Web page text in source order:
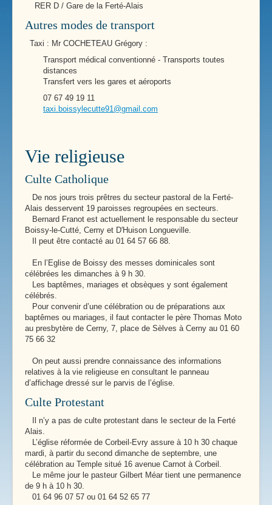
RER D / Gare de la Ferté-Alais
Autres modes de transport
Taxi : Mr COCHETEAU Grégory :
Transport médical conventionné - Transports toutes
distances
Transfert vers les gares et aéroports
07 67 49 19 11
taxi.boissylecutte91@gmail.com
Vie religieuse
Culte Catholique
De nos jours trois prêtres du secteur pastoral de la Ferté-
Alais desservent 19 paroisses regroupées en secteurs.
Bernard Franot est actuellement le responsable du secteur
Boissy-le-Cutté, Cerny et D'Huison Longueville.
Il peut être contacté au 01 64 57 66 88.
En l’Eglise de Boissy des messes dominicales sont
célébrées les dimanches à 9 h 30.
Les baptêmes, mariages et obsèques y sont également
célébrés.
Pour convenir d’une célébration ou de préparations aux
baptêmes ou mariages, il faut contacter le père Thomas Moto
au presbytère de Cerny, 7, place de Sèlves à Cerny au 01 60
75 66 32
On peut aussi prendre connaissance des informations
relatives à la vie religieuse en consultant le panneau
d’affichage dressé sur le parvis de l’église.
Culte Protestant
Il n’y a pas de culte protestant dans le secteur de la Ferté
Alais.
L’église réformée de Corbeil-Evry assure à 10 h 30 chaque
mardi, à partir du second dimanche de septembre, une
célébration au Temple situé 16 avenue Carnot à Corbeil.
Le même jour le pasteur Gilbert Méar tient une permanence
de 9 h à 10 h 30.
01 64 96 07 57 ou 01 64 52 65 77